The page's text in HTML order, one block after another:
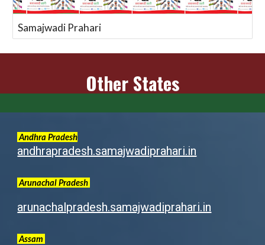
Samajwadi Prahari
Other States
Andhra Pradesh
andhrapradesh.samajwadiprahari.in
ArunachalPradesh
arunachalpradesh.samajwadiprahari.in
Assam